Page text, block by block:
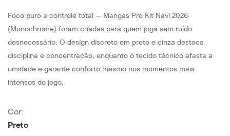
Foco puro e controle total — Mangas Pro Kit Navi 2026
(Monochrome) foram criadas para quem joga sem ruído
desnecessário. O design discreto em preto e cinza destaca
disciplina e concentração, enquanto o tecido técnico afasta a
umidade e garante conforto mesmo nos momentos mais
intensos do jogo.
Cor:
Preto